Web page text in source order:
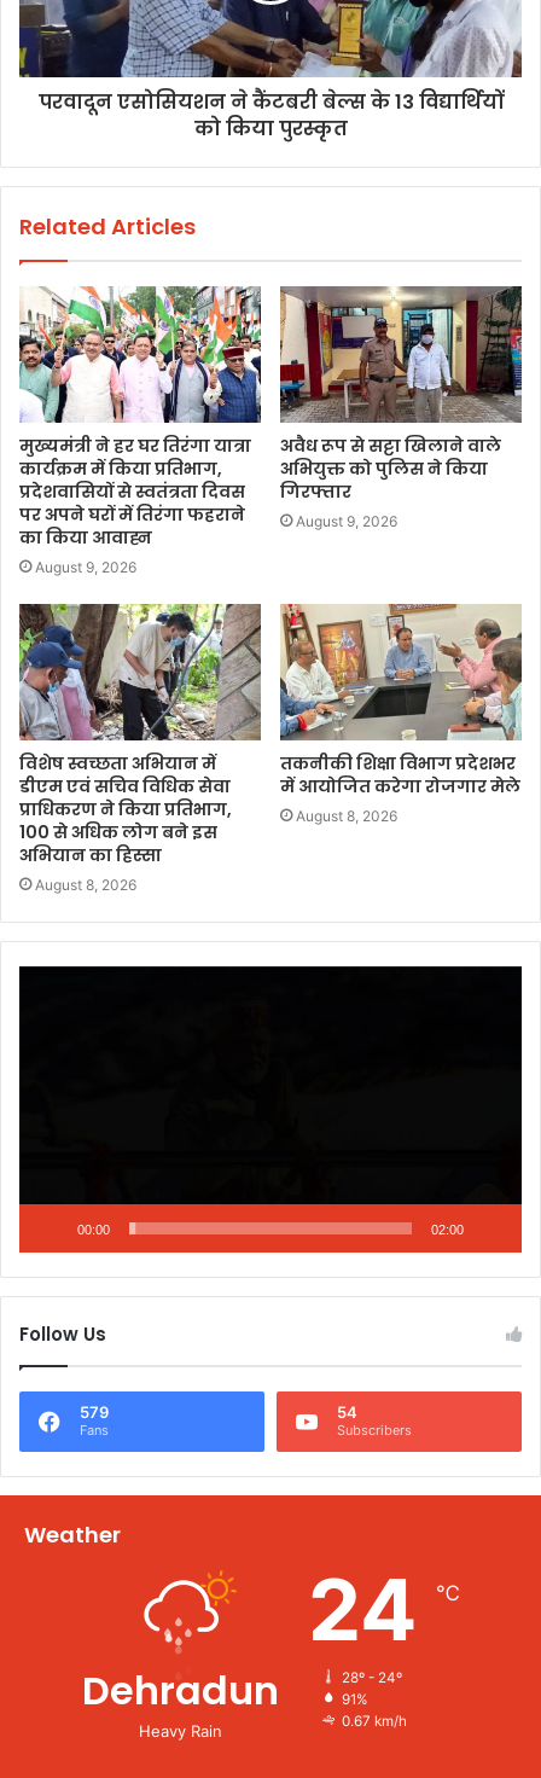
परवादून एसोसियशन ने कैंटबरी बेल्स के 13 विद्यार्थियों
को किया पुरस्कृत
Related Articles
मुख्यमंत्री ने हर घर तिरंगा यात्रा
कार्यक्रम में किया प्रतिभाग,
प्रदेशवासियों से स्वतंत्रता दिवस
पर अपने घरों में तिरंगा फहराने
का किया आवाह्न
August 9, 2026
अवैध रूप से सट्टा खिलाने वाले
अभियुक्त को पुलिस ने किया
गिरफ्तार
August 9, 2026
विशेष स्वच्छता अभियान में
डीएम एवं सचिव विधिक सेवा
प्राधिकरण ने किया प्रतिभाग,
100 से अधिक लोग बने इस
अभियान का हिस्सा
August 8, 2026
तकनीकी शिक्षा विभाग प्रदेशभर
में आयोजित करेगा रोजगार मेले
August 8, 2026
00:00 02:00
Follow Us
579
Fans
54
Subscribers
Weather
Dehradun
Heavy Rain
24 ℃
28º - 24º
91%
0.67 km/h